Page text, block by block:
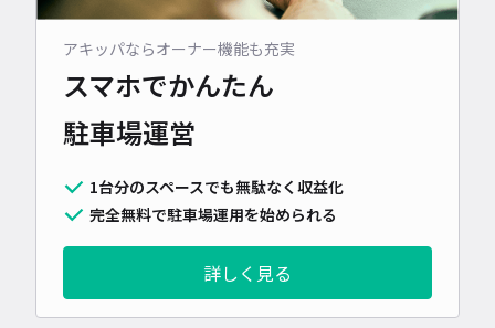
アキッパならオーナー機能も充実
スマホでかんたん
駐車場運営
1台分のスペースでも無駄なく収益化
完全無料で駐車場運用を始められる
詳しく見る